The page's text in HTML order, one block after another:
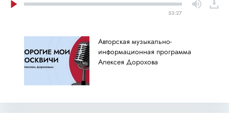
53:27
Авторская музыкально-
информационная программа
Алексея Дорохова